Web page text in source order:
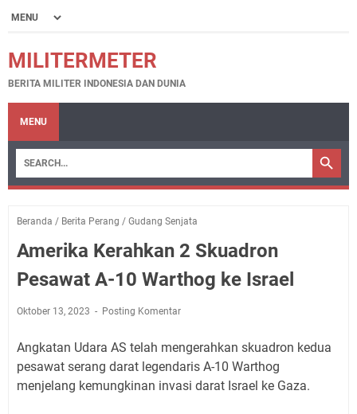
MILITERMETER
BERITA MILITER INDONESIA DAN DUNIA
MENU
Beranda / Berita Perang / Gudang Senjata
Amerika Kerahkan 2 Skuadron
Pesawat A-10 Warthog ke Israel
Oktober 13, 2023 Posting Komentar
Angkatan Udara AS telah mengerahkan skuadron kedua
pesawat serang darat legendaris A-10 Warthog
menjelang kemungkinan invasi darat Israel ke Gaza.